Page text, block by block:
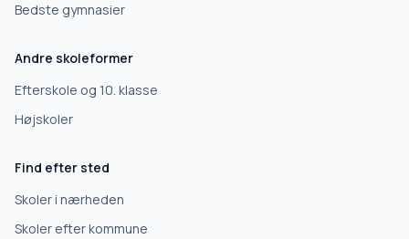
Bedste gymnasier
Andre skoleformer
Efterskole og 10. klasse
Højskoler
Find efter sted
Skoler i nærheden
Skoler efter kommune